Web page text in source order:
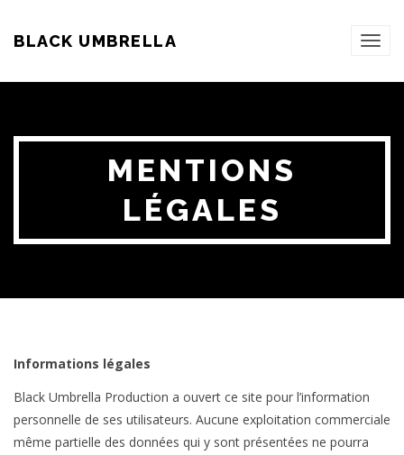
BLACK UMBRELLA
MENTIONS
LÉGALES
Informations légales
Black Umbrella Production a ouvert ce site pour l’information
personnelle de ses utilisateurs. Aucune exploitation commerciale
même partielle des données qui y sont présentées ne pourra